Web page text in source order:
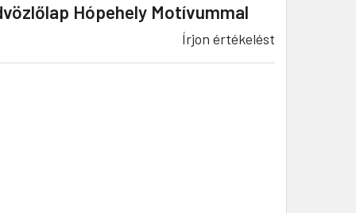
Hópehely Motívummal
Írjon értékelést